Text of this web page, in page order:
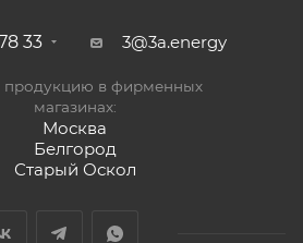
33 3@3a.energy
продукцию в фирменных
магазинах:
Москва
Белгород
Старый Оскол